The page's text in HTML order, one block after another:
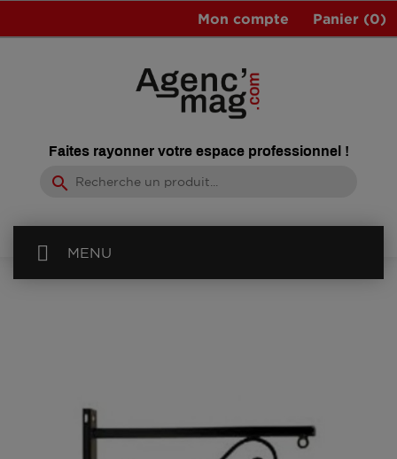
Panier (0)
Mon compte
Faites rayonner votre espace professionnel !
search
MENU